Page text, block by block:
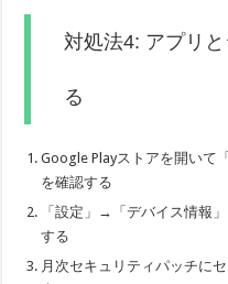
対処法4: アプリ
る
Google Playストアを開いて
を確認する
「設定」→「デバイス情報
する
月次セキュリティパッチに